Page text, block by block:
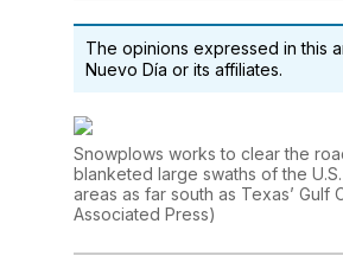
The opinions expressed in this
Nuevo Día or its affiliates.
Snowplows works to clear the
blanketed large swaths of the
areas as far south as Texas’
Associated Press)